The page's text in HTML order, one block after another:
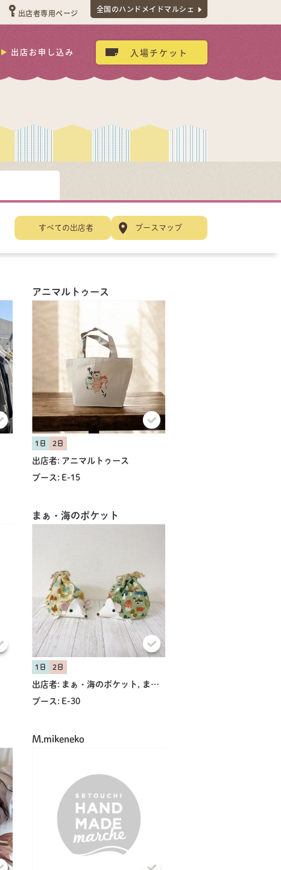
出店者専用ページ 全国のハンドメイドマルシェ
出店お申し込み 入場チケット
すべての出店者 ブースマップ
アニマルトゥース
1日 2日
出店者: アニマルトゥース
ブース: E-15
まぁ・海のポケット
1日 2日
出店者: まぁ・海のポケット, まぁ・海のポケット
ブース: E-30
M.mikeneko